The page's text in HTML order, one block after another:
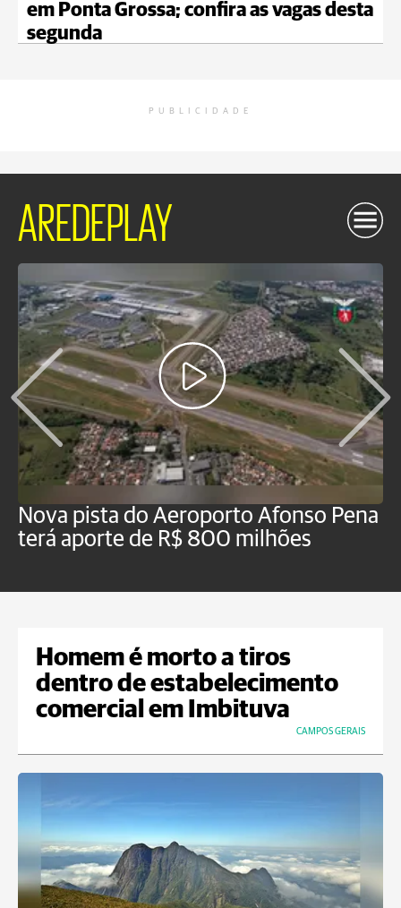
em Ponta Grossa; confira as vagas desta
segunda
PUBLICIDADE
AREDEPLAY
Nova pista do Aeroporto Afonso Pena
terá aporte de R$ 800 milhões
Homem é morto a tiros
dentro de estabelecimento
comercial em Imbituva
CAMPOS GERAIS